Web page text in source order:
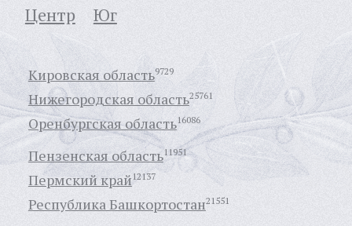
Центр
Юг
Кировская область9729
Нижегородская область25761
Оренбургская область16086
Пензенская область11951
Пермский край 12137
Республика Башкортостан21551